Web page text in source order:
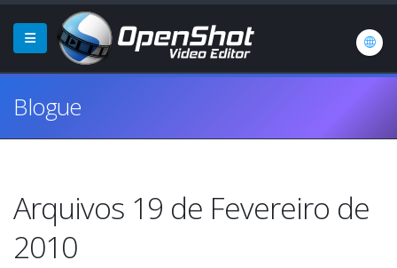
Blogue
Arquivos 19 de Fevereiro de
2010